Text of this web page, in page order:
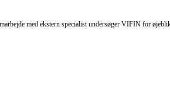
med ekstern specialist undersøger VIFIN for